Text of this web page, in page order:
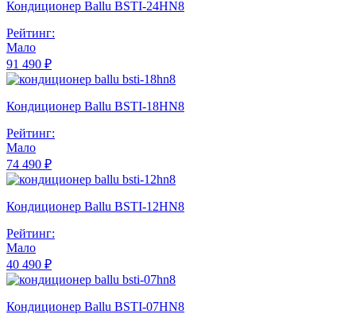
Кондиционер Ballu BSTI-24HN8
Рейтинг:
Мало
91 490 ₽
Кондиционер Ballu BSTI-18HN8
Рейтинг:
Мало
74 490 ₽
Кондиционер Ballu BSTI-12HN8
Рейтинг:
Мало
40 490 ₽
Кондиционер Ballu BSTI-07HN8